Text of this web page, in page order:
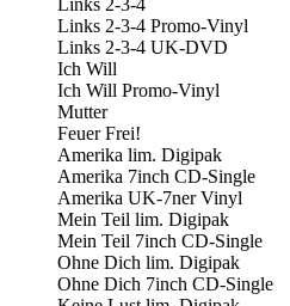
Links 2-3-4 Promo-Vinyl
Links 2-3-4 UK-DVD
Ich Will
Ich Will Promo-Vinyl
Mutter
Feuer Frei!
Amerika lim. Digipak
Amerika 7inch CD-Single
Amerika UK-7ner Vinyl
Mein Teil lim. Digipak
Mein Teil 7inch CD-Single
Ohne Dich lim. Digipak
Ohne Dich 7inch CD-Single